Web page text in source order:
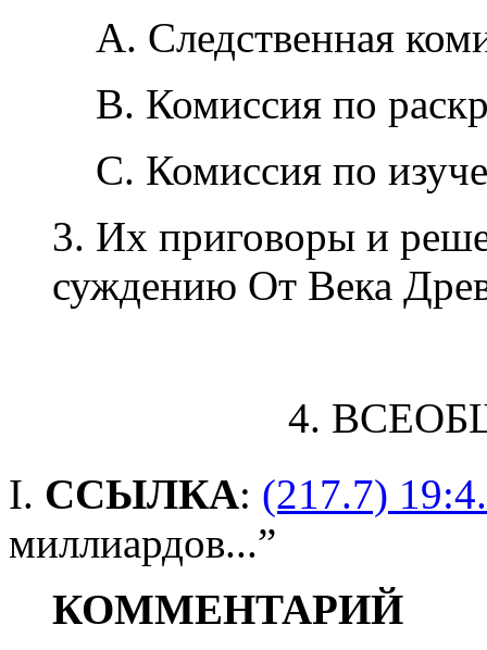
A. Следственная
B. Комиссия по
C. Комиссия по
3. Их приговоры и
суждению От Века
4.
I. ССЫЛКА: (217.7)
миллиардов...”
КОММЕНТАРИЙ